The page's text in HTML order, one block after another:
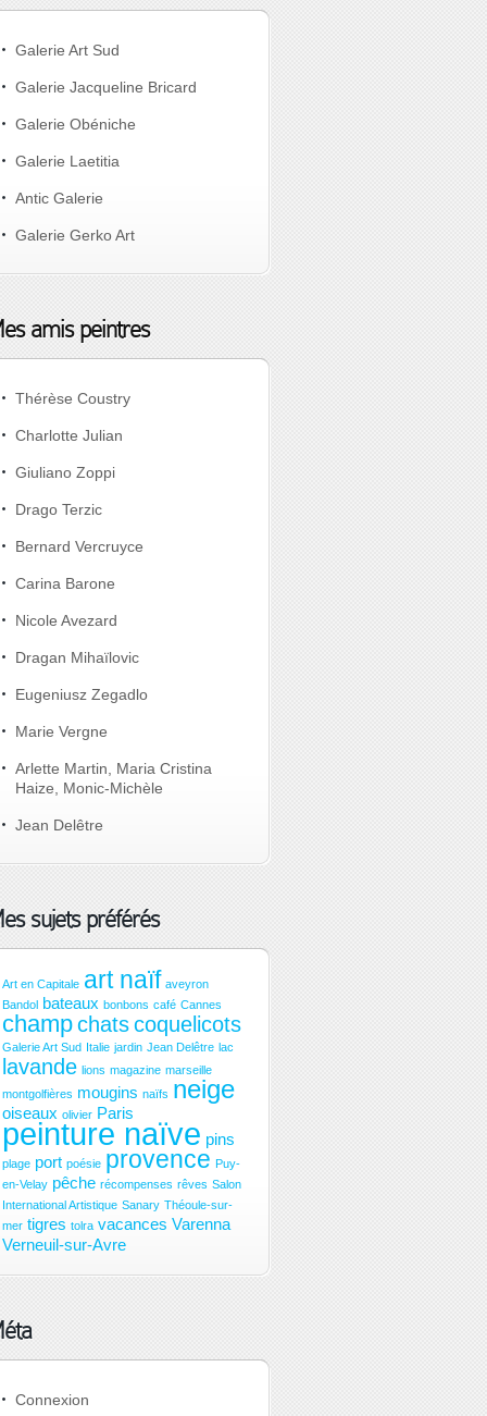
Galerie Art Sud
Galerie Jacqueline Bricard
Galerie Obéniche
Galerie Laetitia
Antic Galerie
Galerie Gerko Art
amis peintres
Thérèse Coustry
Charlotte Julian
Giuliano Zoppi
Drago Terzic
Bernard Vercruyce
Carina Barone
Nicole Avezard
Dragan Mihaïlovic
Eugeniusz Zegadlo
Marie Vergne
Arlette Martin, Maria Cristina
Haize, Monic-Michèle
Jean Delêtre
sujets préférés
Art en Capitale art naïf aveyron
Bandol
bateaux bonbons café Cannes
champchatscoquelicots
Galerie Art Sud Italie jardin Jean Delêtre lac
lavande lions magazine marseille
montgolfières mougins naïfs neige
oiseaux olivier Paris
peinture naïve pins
plage port poésie provence Puy-
en-Velay pêche récompenses rêves Salon
International Artistique Sanary Théoule-sur-
mer tigres tolra vacances Varenna
Verneuil-sur-Avre
Connexion